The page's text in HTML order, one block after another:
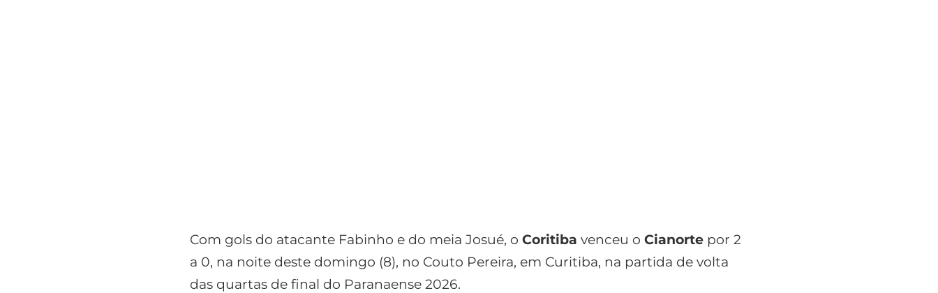
Com gols do atacante Fabinho e do meia Josué, o Coritiba venceu o Cianorte por 2
a 0, na noite deste domingo (8), no Couto Pereira, em Curitiba, na partida de volta
das quartas de final do Paranaense 2026.